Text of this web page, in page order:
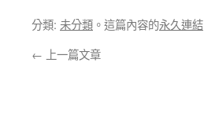
分類: 未分類 。這篇內容的永久連結
← 上一篇文章